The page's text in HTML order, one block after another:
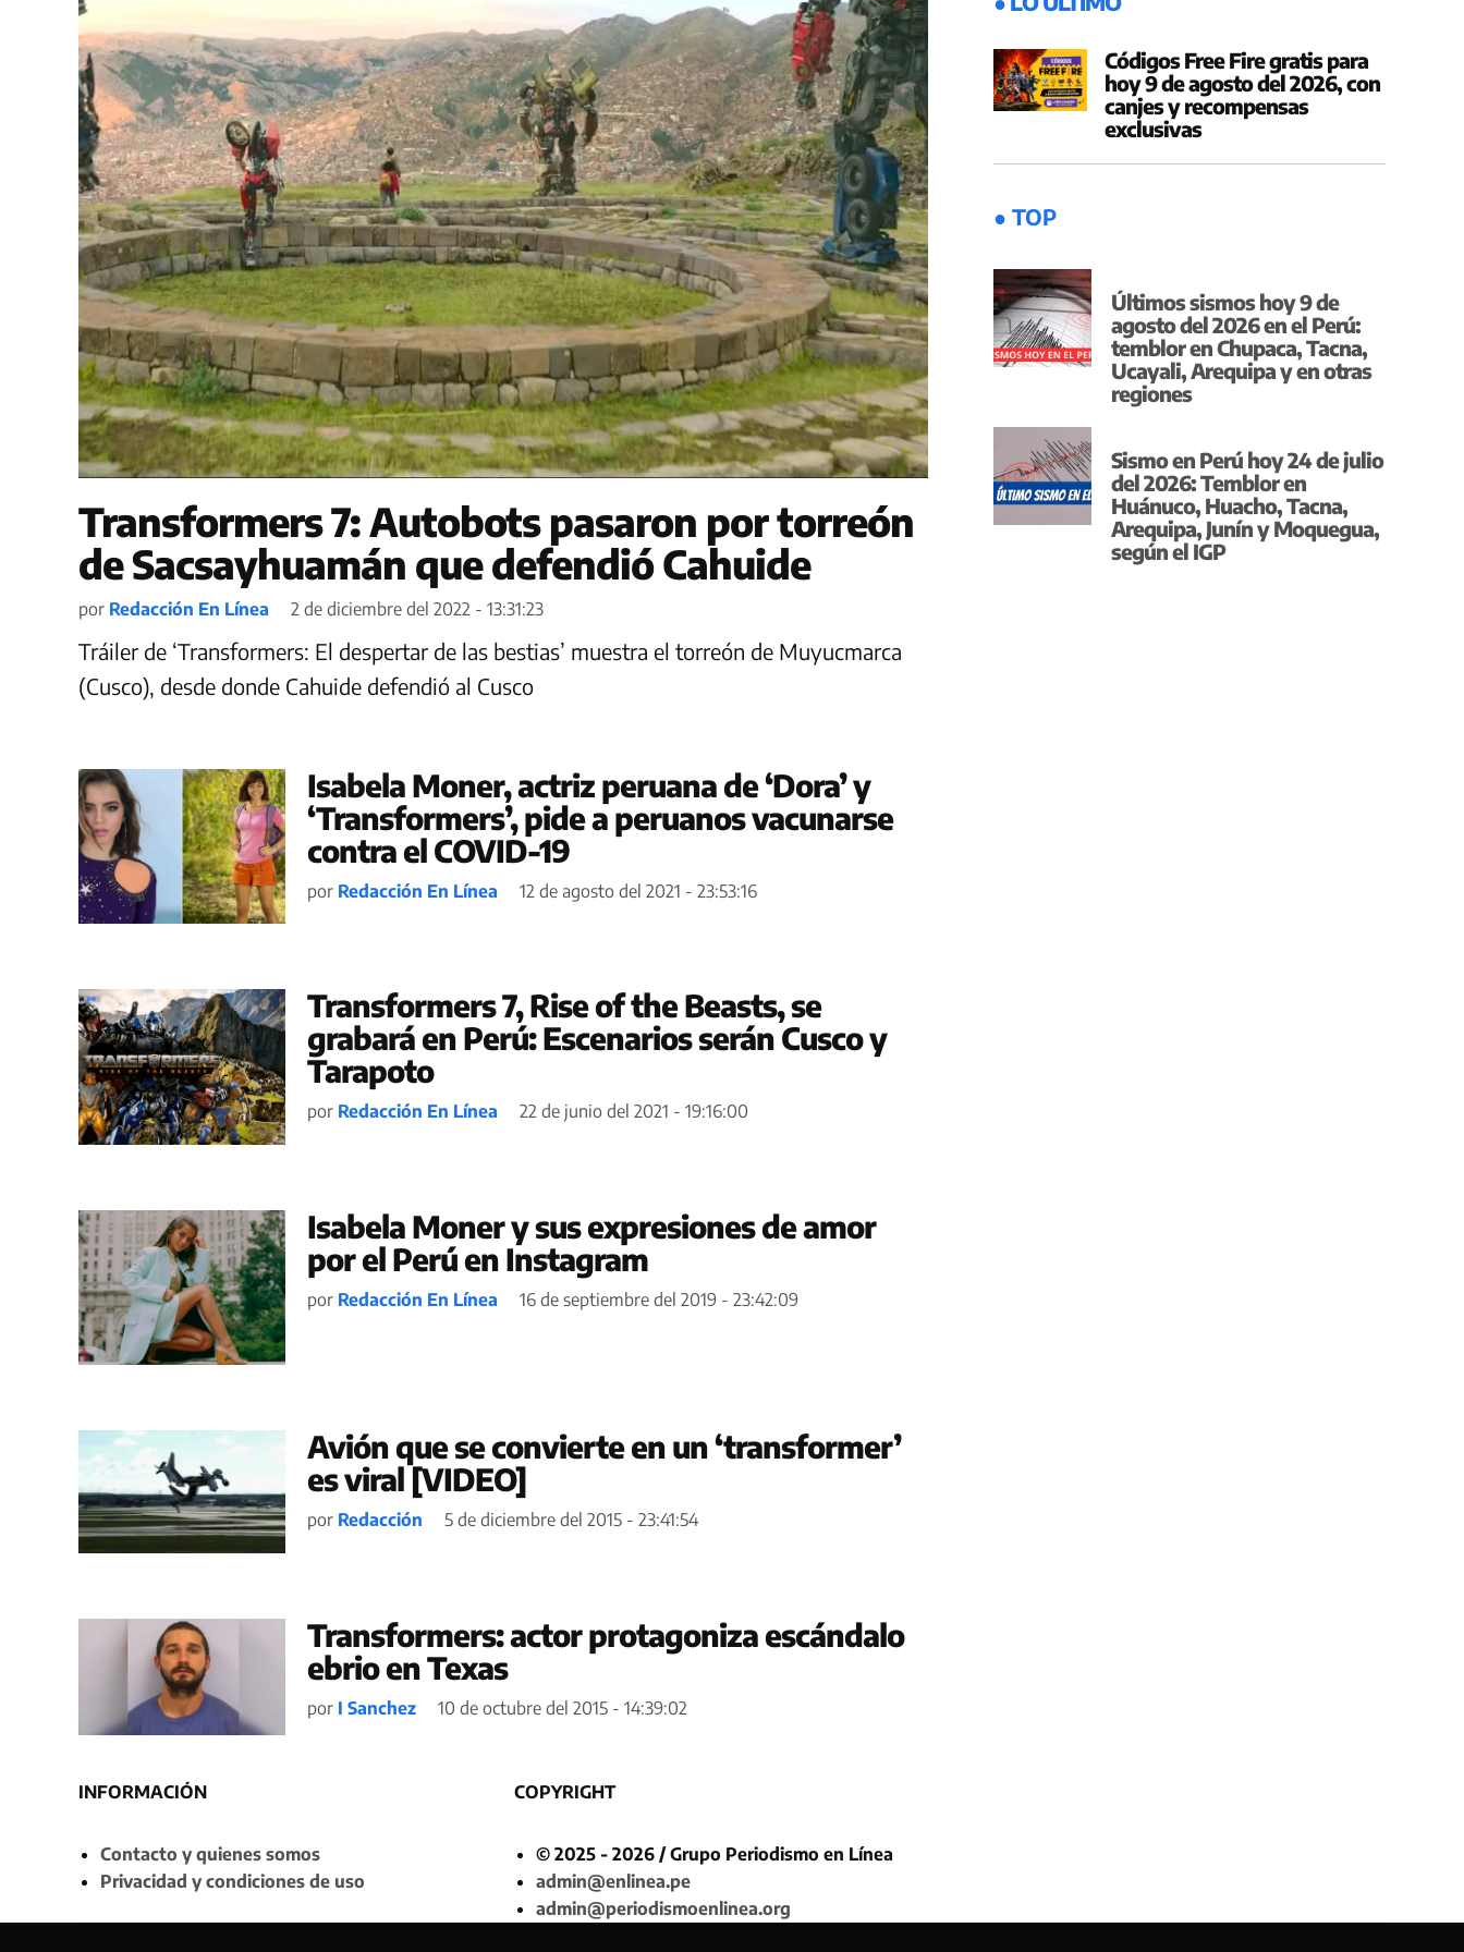
Transformers 7: Autobots pasaron por torreón
de Sacsayhuamán que defendió Cahuide
por Redacción En Línea 2 de diciembre del 2022 - 13:31:23
Tráiler de ‘Transformers: El despertar de las bestias’ muestra el torreón de Muyucmarca
(Cusco), desde donde Cahuide defendió al Cusco
Isabela Moner, actriz peruana de ‘Dora’ y
‘Transformers’, pide a peruanos vacunarse
contra el COVID-19
por Redacción En Línea 12 de agosto del 2021 - 23:53:16
Transformers 7, Rise of the Beasts, se
grabará en Perú: Escenarios serán Cusco y
Tarapoto
por Redacción En Línea 22 de junio del 2021 - 19:16:00
Isabela Moner y sus expresiones de amor
por el Perú en Instagram
por Redacción En Línea 16 de septiembre del 2019 - 23:42:09
Avión que se convierte en un ‘transformer’
es viral [VIDEO]
por Redacción 5 de diciembre del 2015 - 23:41:54
Transformers: actor protagoniza escándalo
ebrio en Texas
por I Sanchez 10 de octubre del 2015 - 14:39:02
Códigos Free Fire gratis para
hoy 9 de agosto del 2026, con
canjes y recompensas
exclusivas
● TOP
Últimos sismos hoy 9 de
agosto del 2026 en el Perú:
temblor en Chupaca, Tacna,
Ucayali, Arequipa y en otras
regiones
Sismo en Perú hoy 24 de julio
del 2026: Temblor en
Huánuco, Huacho, Tacna,
Arequipa, Junín y Moquegua,
según el IGP
INFORMACIÓN
Contacto y quienes somos
Privacidad y condiciones de uso
COPYRIGHT
© 2025 - 2026 / Grupo Periodismo en Línea
admin@enlinea.pe
admin@periodismoenlinea.org